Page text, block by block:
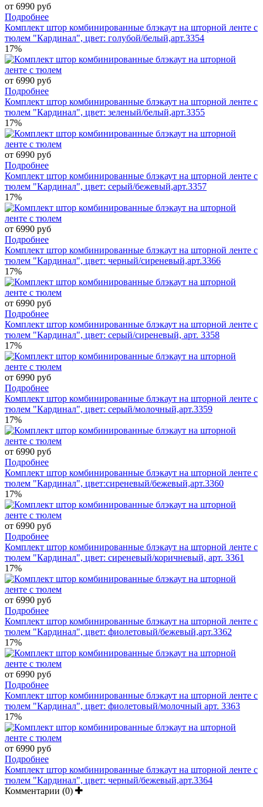
от 6990 руб
Подробнее
Комплект штор комбинированные блэкаут на шторной ленте с
тюлем "Кардинал", цвет: голубой/белый,арт.3354
17%
от 6990 руб
Подробнее
Комплект штор комбинированные блэкаут на шторной ленте с
тюлем "Кардинал", цвет: зеленый/белый,арт.3355
17%
от 6990 руб
Подробнее
Комплект штор комбинированные блэкаут на шторной ленте с
тюлем "Кардинал", цвет: серый/бежевый,арт.3357
17%
от 6990 руб
Подробнее
Комплект штор комбинированные блэкаут на шторной ленте с
тюлем "Кардинал", цвет: черный/сиреневый,арт.3366
17%
от 6990 руб
Подробнее
Комплект штор комбинированные блэкаут на шторной ленте с
тюлем "Кардинал", цвет: серый/сиреневый, арт. 3358
17%
от 6990 руб
Подробнее
Комплект штор комбинированные блэкаут на шторной ленте с
тюлем "Кардинал", цвет: серый/молочный,арт.3359
17%
от 6990 руб
Подробнее
Комплект штор комбинированные блэкаут на шторной ленте с
тюлем "Кардинал", цвет:сиреневый/бежевый,арт.3360
17%
от 6990 руб
Подробнее
Комплект штор комбинированные блэкаут на шторной ленте с
тюлем "Кардинал", цвет: сиреневый/коричневый, арт. 3361
17%
от 6990 руб
Подробнее
Комплект штор комбинированные блэкаут на шторной ленте с
тюлем "Кардинал", цвет: фиолетовый/бежевый,арт.3362
17%
от 6990 руб
Подробнее
Комплект штор комбинированные блэкаут на шторной ленте с
тюлем "Кардинал", цвет: фиолетовый/молочный арт. 3363
17%
от 6990 руб
Подробнее
Комплект штор комбинированные блэкаут на шторной ленте с
тюлем "Кардинал", цвет: черный/бежевый,арт.3364
Комментарии (0)